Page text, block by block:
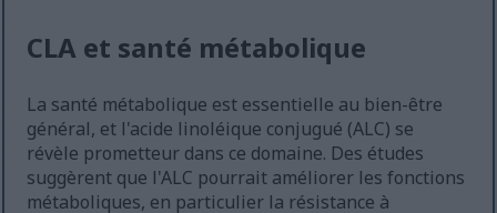
CLA et santé métabolique
La santé métabolique est essentielle au bien-être
général, et l'acide linoléique conjugué (ALC) se
révèle prometteur dans ce domaine. Des études
suggèrent que l'ALC pourrait améliorer les fonctions
métaboliques, en particulier la résistance à